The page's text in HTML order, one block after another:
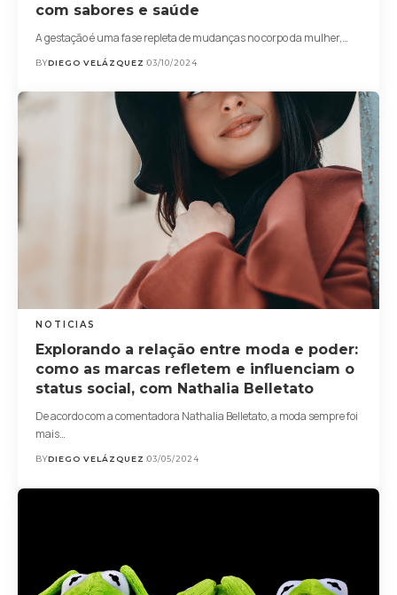
com sabores e saúde
A gestação é uma fase repleta de mudanças no corpo da mulher,…
BYDIEGO VELÁZQUEZ 03/10/2024
NOTICIAS
Explorando a relação entre moda e poder:
como as marcas refletem e influenciam o
status social, com Nathalia Belletato
De acordo com a comentadora Nathalia Belletato, a moda sempre foi
mais…
BYDIEGO VELÁZQUEZ 03/05/2024